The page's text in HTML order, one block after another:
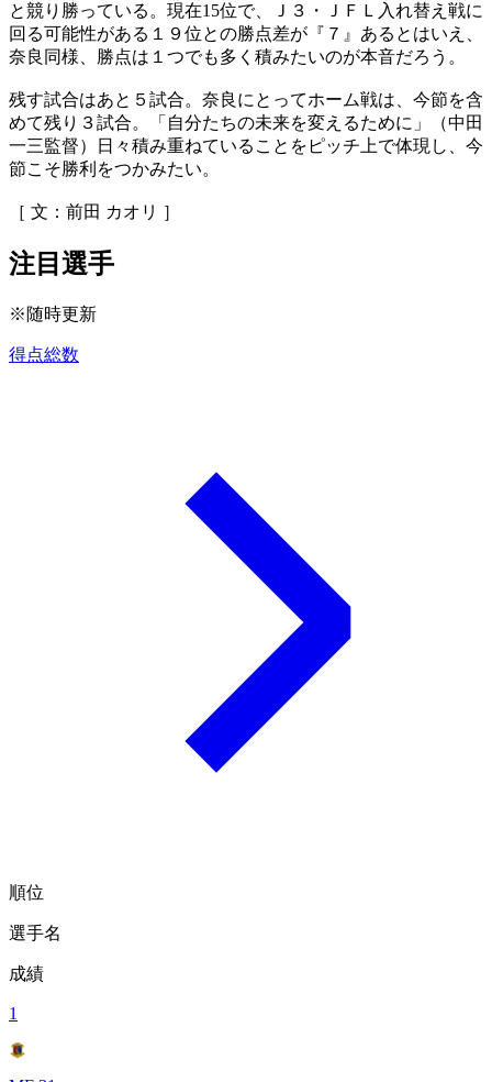
と競り勝っている。現在15位で、Ｊ３・ＪＦＬ入れ替え戦に
回る可能性がある１９位との勝点差が『７』あるとはいえ、
奈良同様、勝点は１つでも多く積みたいのが本音だろう。
残す試合はあと５試合。奈良にとってホーム戦は、今節を含
めて残り３試合。「自分たちの未来を変えるために」（中田
一三監督）日々積み重ねていることをピッチ上で体現し、今
節こそ勝利をつかみたい。
［ 文：前田 カオリ ］
注目選手
※随時更新
得点総数
順位
選手名
成績
1